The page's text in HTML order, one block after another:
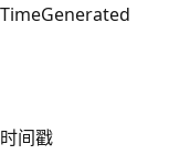
TimeGenerated
时间戳